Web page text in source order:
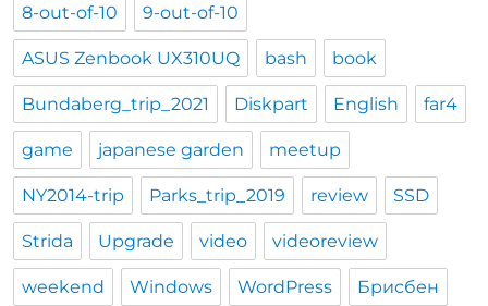
8-out-of-10 9-out-of-10
ASUS Zenbook UX310UQ bash book
Bundaberg_trip_2021 Diskpart English far4
game japanese garden meetup
NY2014-trip Parks_trip_2019 review SSD
Strida Upgrade video videoreview
weekend Windows WordPress Брисбен